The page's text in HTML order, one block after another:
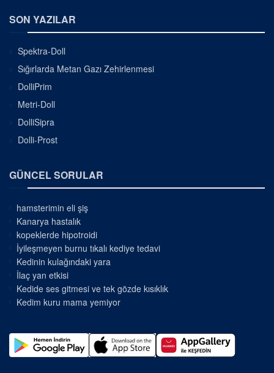
SON YAZILAR
Spektra-Doll
Sığırlarda Metan Gazı Zehirlenmesi
DolliPrim
Metri-Doll
DolliSipra
Dolli-Prost
GÜNCEL SORULAR
hamsterimin eli şiş
Kanarya hastalık
kopeklerde hipotroidi
İyileşmeyen burnu tıkalı kediye tedavi
Kedinin kulağındaki yara
İlaç yan etkisi
Kedide ses gitmesi ve tek gözde kısıklık
Kedim kuru mama yemiyor